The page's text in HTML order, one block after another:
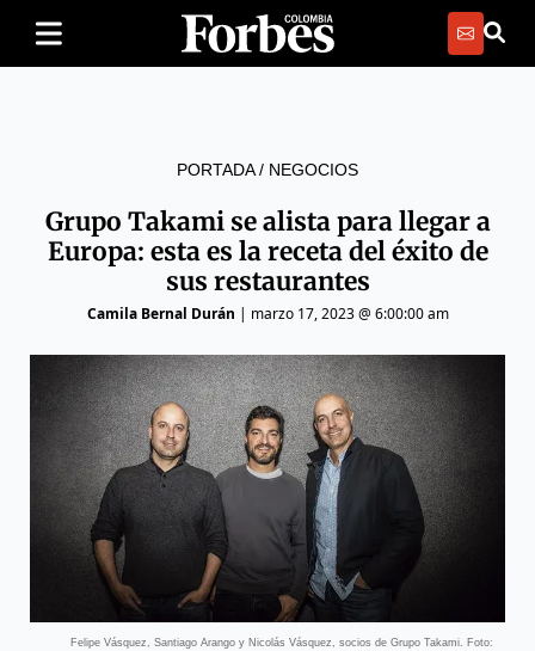
PORTADA/ NEGOCIOS
Grupo Takami se alista para llegar a
Europa: esta es la receta del éxito de
sus restaurantes
Camila Bernal Durán | marzo 17, 2023 @ 6:00:00 am
Felipe Vásquez, Santiago Arango y Nicolás Vásquez, socios de Grupo Takami. Foto: